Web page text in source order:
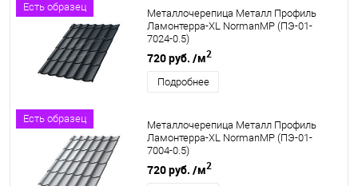
Есть образец
Металлочерепица Металл Профиль
Ламонтерра-XL NormanMP (ПЭ-01-
7024-0.5)
720 руб. /м2
Подробнее
Есть образец
Металлочерепица Металл Профиль
Ламонтерра-XL NormanMP (ПЭ-01-
7004-0.5)
720 руб. /м2